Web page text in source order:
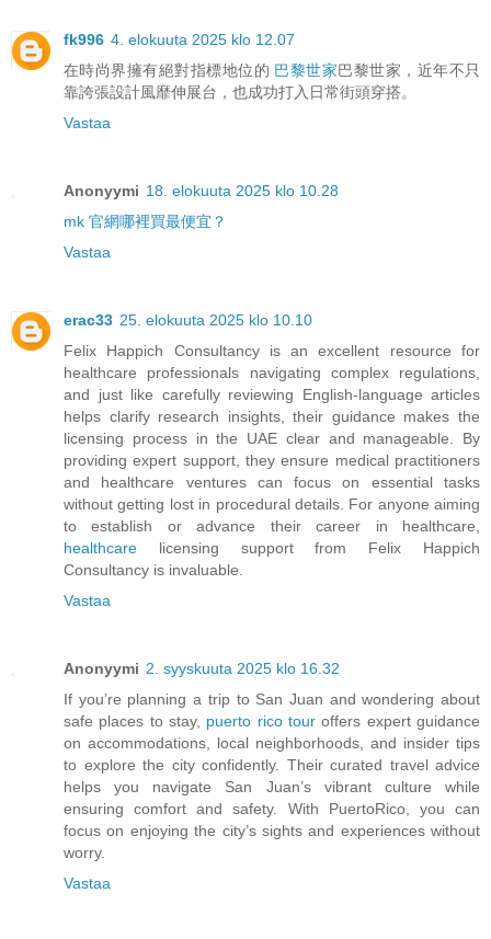
fk996 4. elokuuta 2025 klo 12.07
在時尚界擁有絕對指標地位的 巴黎世家巴黎世家，近年不只
靠誇張設計風靡伸展台，也成功打入日常街頭穿搭。
Vastaa
Anonyymi 18. elokuuta 2025 klo 10.28
mk 官網哪裡買最便宜？
Vastaa
erac33 25. elokuuta 2025 klo 10.10
Felix Happich Consultancy is an excellent resource for
healthcare professionals navigating complex regulations,
and just like carefully reviewing English-language articles
helps clarify research insights, their guidance makes the
licensing process in the UAE clear and manageable. By
providing expert support, they ensure medical practitioners
and healthcare ventures can focus on essential tasks
without getting lost in procedural details. For anyone aiming
to establish or advance their career in healthcare,
healthcare licensing support from Felix Happich
Consultancy is invaluable.
Vastaa
Anonyymi 2. syyskuuta 2025 klo 16.32
If you’re planning a trip to San Juan and wondering about
safe places to stay, puerto rico tour offers expert guidance
on accommodations, local neighborhoods, and insider tips
to explore the city confidently. Their curated travel advice
helps you navigate San Juan’s vibrant culture while
ensuring comfort and safety. With PuertoRico, you can
focus on enjoying the city’s sights and experiences without
worry.
Vastaa